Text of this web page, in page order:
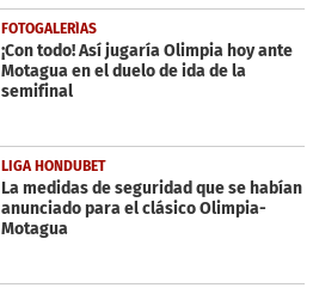
FOTOGALERÍAS
¡Con todo! Así jugaría Olimpia hoy ante
Motagua en el duelo de ida de la
semifinal
LIGA HONDUBET
La medidas de seguridad que se habían
anunciado para el clásico Olimpia-
Motagua